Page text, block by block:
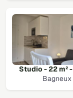
Studio - 22 m²
Bagneux